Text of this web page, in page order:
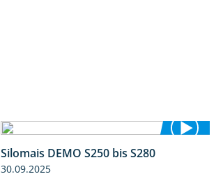
Silomais DEMO S250 bis S280
30.09.2025